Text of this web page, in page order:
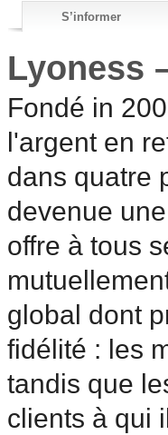
S’informer
Lyoness
Fondé in
l'argent en
dans quatre
devenue
offre à tous
global dont
fidélité : les
tandis que
clients à qui